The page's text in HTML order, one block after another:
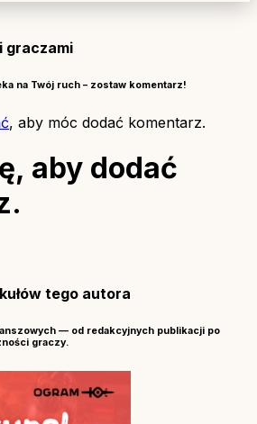
graczami
na Twój ruch – zostaw komentarz!
, aby móc dodać komentarz.
aby dodać
tego autora
— od redakcyjnych publikacji po
graczy.